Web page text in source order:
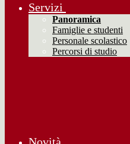
Servizi
Panoramica
Famiglie e studenti
Personale scolastico
Percorsi di studio